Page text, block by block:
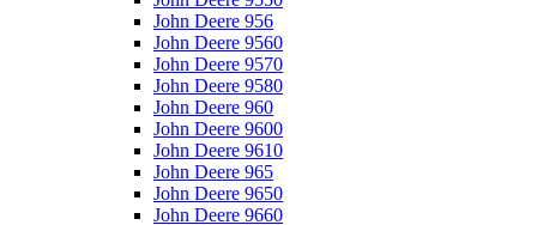
John Deere 956
John Deere 9560
John Deere 9570
John Deere 9580
John Deere 960
John Deere 9600
John Deere 9610
John Deere 965
John Deere 9650
John Deere 9660